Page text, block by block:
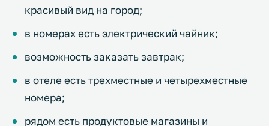
красивый вид на город;
в номерах есть электрический чайник;
возможность заказать завтрак;
в отеле есть трехместные и четырехместные
номера;
рядом есть продуктовые магазины и